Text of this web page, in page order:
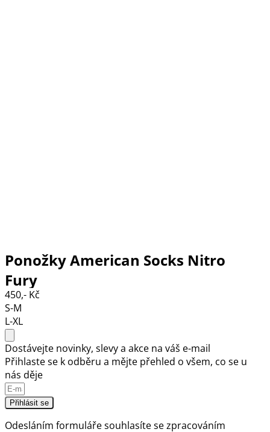
Ponožky American Socks Nitro
Fury
450,- Kč
S-M
L-XL
Dostávejte novinky, slevy a akce na váš e-mail
Přihlaste se k odběru a mějte přehled o všem, co se u
nás děje
Přihlásit se
Odesláním formuláře souhlasíte sezpracováním